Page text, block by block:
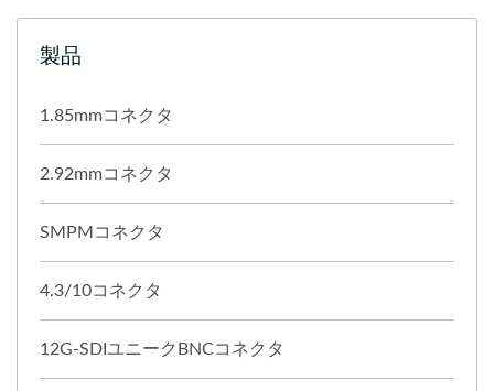
製品
1.85mmコネクタ
2.92mmコネクタ
SMPMコネクタ
4.3/10コネクタ
12G-SDIユニークBNCコネクタ